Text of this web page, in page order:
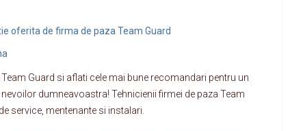
oferita de firma de paza Team Guard
Guard si aflati cele mai bune recomandari pentru un
dumneavoastra! Tehnicienii firmei de paza Team
service, mentenante si instalari.